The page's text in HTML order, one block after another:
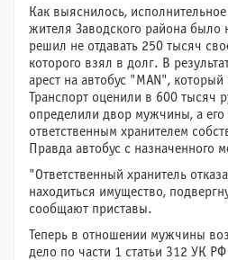
Как выяснилось,
жителя Заводского района было
решил не отдавать 250 тысяч
которого взял в долг. В
арест на автобус "MAN",
Транспорт оценили в 600 тысяч
определили двор мужчины, а его
ответственным хранителем
Правда автобус с назначенного
"Ответственный хранитель
находиться имущество,
сообщают приставы.
Теперь в отношении мужчины
дело по части 1 статьи 312 УК